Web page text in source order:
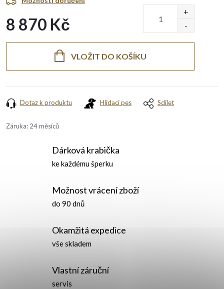
8 870 Kč
VLOŽIT DO KOŠÍKU
Dotaz k produktu Hlídací pes Sdílet
Záruka: 24 měsíců
Dárková krabička
ke každému šperku
Možnost vrácení zboží
do 90 dnů
Okamžitá expedice
vše skladem
Vlastní záruční
servis